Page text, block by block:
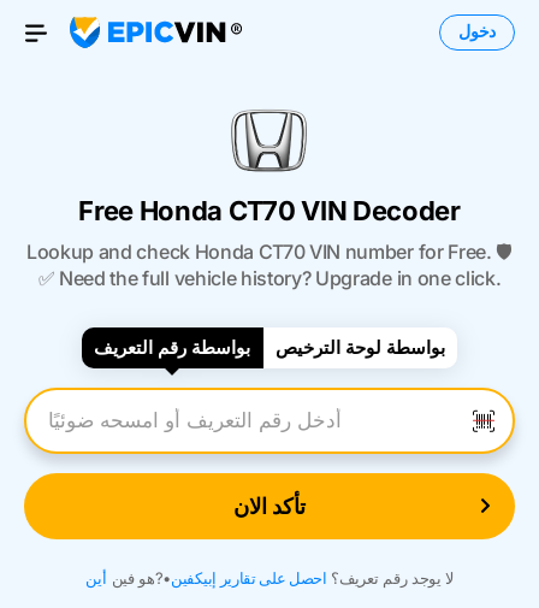
Open Menu
دخول
Free Honda CT70 VIN Decoder
Lookup and check Honda CT70 VIN number for Free. 🛡️
✅ Need the full vehicle history? Upgrade in one click.
بواسطة رقم التعريف بواسطة لوحة الترخيص
أدخل رقم التعريف
تأكد الان
أين هو فين?• لا يوجد رقم تعريف؟ احصل على تقارير إبيكفين